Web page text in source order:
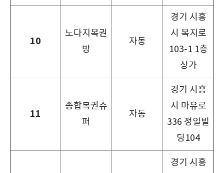
10
노다지복권
방
자동
경기 시흥
시 복지로
103-1 1층
상가
11
종합복권슈
퍼
자동
경기 시흥
시 마유로
336 정일빌
딩104
경기 시흥